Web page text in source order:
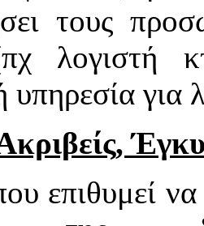
τους
λογιστή
υπηρεσία για
επιθυμεί να